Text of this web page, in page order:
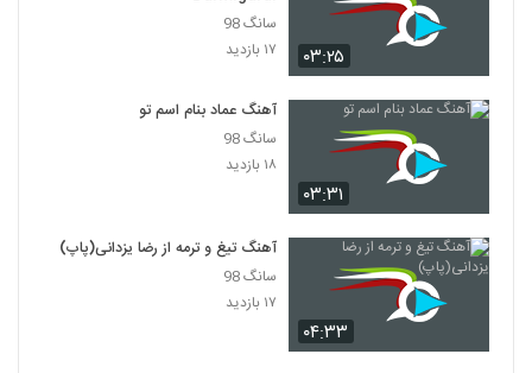
آهنگ گلپری جون از آرمین نصرتی(پاپ)
دانلود آهنگ مرتضی غلامی عاشقم باش
125
آهنگ کمر باریک از وحید فریاد(پاپ)
Mahan Bahramkhan Ravanparish
۶۲۲ بازدید
۰۳:۲۵
سانگ 98
۱۷ بازدید
۰۳:۳۱
آهنگ عماد بنام اسم تو
سانگ 98
۱۸ بازدید
۰۴:۳۳
آهنگ تیغ و ترمه از رضا یزدانی(پاپ)
سانگ 98
۱۷ بازدید